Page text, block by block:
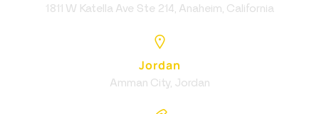
1811 W Katella Ave Ste 214, Anaheim, California
Jordan
Amman City, Jordan